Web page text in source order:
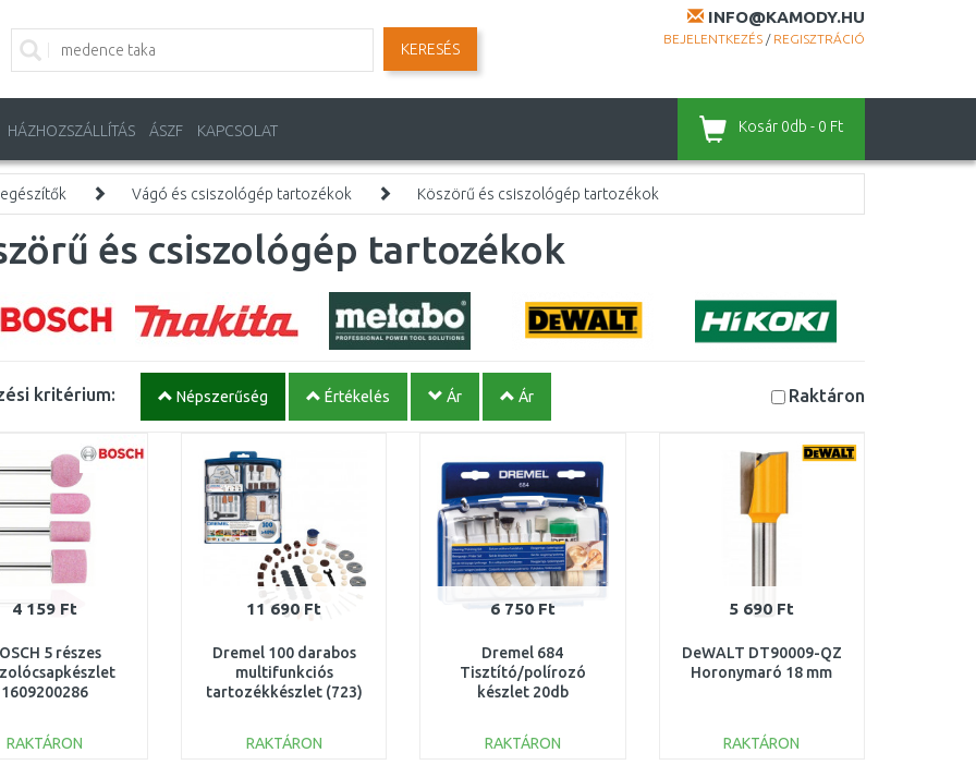
INFO@KAMODY.HU
BEJELENTKEZÉS / REGISZTRÁCIÓ
KERESÉS
HÁZHOZSZÁLLÍTÁS ÁSZF KAPCSOLAT Kosár 0db - 0 Ft
Vágó és csiszológép tartozékok Köszörű és csiszológép tartozékok
és csiszológép tartozékok
kritérium: Népszerűség Értékelés Ár Ár Raktáron
4 159 Ft
5 részes
1609200286
RAKTÁRON
11 690 Ft
Dremel 100 darabos
multifunkciós
tartozékkészlet (723)
RAKTÁRON
6 750 Ft
Dremel 684
Tisztító/polírozó
készlet 20db
RAKTÁRON
5 690 Ft
DeWALT DT90009-QZ
Horonymaró 18 mm
RAKTÁRON